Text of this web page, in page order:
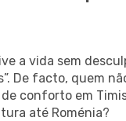
a vida sem
De facto, quem
conforto em
até Roménia?